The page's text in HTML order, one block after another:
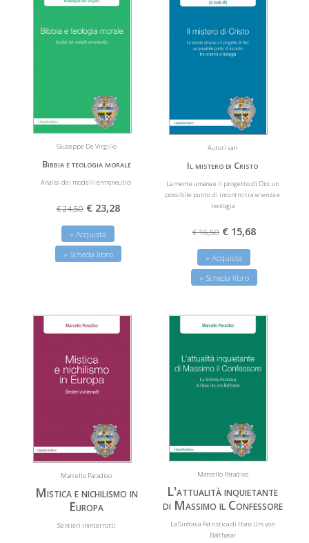
Giuseppe De Virgilio
Bibbia e teologia morale
Analisi dei modelli ermeneutici
€ 24,50 € 23,28
» Acquista
» Scheda libro
Autori vari
Il mistero di Cristo
La mente umana e il progetto di Dio: un
possibile punto di incontro tra scienza e
teologia
€ 16,50 € 15,68
» Acquista
» Scheda libro
Marcello Paradiso
Mistica e nichilismo in
Europa
Sentieri ininterrotti
Marcello Paradiso
L'attualità inquietante
di Massimo il Confessore
La Sinfonia Patristica di Hans Urs von
Balthasar